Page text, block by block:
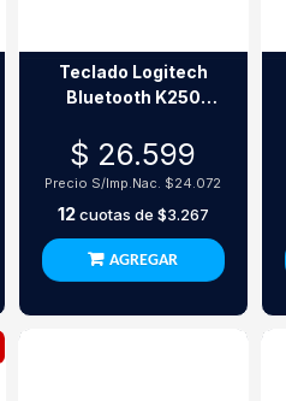
Teclado Logitech
Bluetooth K250
$ 26.599
Precio S/Imp.Nac. $24.072
12cuotas de $3.267
AGREGAR